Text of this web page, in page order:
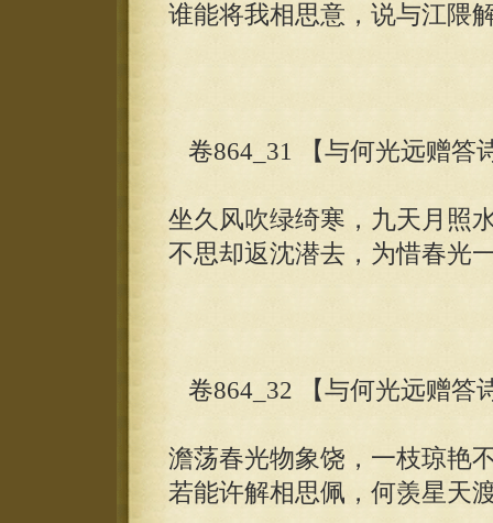
谁能将我相思意，说与江隈
卷864_31 【与何光远赠答
坐久风吹绿绮寒，九天月照
不思却返沈潜去，为惜春光
卷864_32 【与何光远赠答
澹荡春光物象饶，一枝琼艳
若能许解相思佩，何羡星天